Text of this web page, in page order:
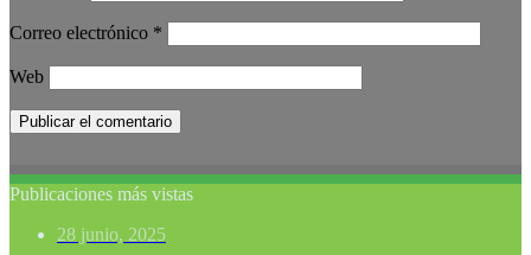
Correo electrónico *
Web
Publicaciones más vistas
28 junio, 2025